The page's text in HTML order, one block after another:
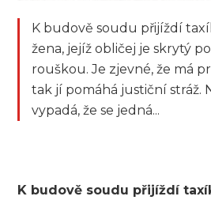
K budově soudu přijíždí
žena, jejíž obličej je skrytý
rouškou. Je zjevné, že má
tak jí pomáhá justiční stráž.
vypadá, že se jedná...
K budově soudu přijíždí